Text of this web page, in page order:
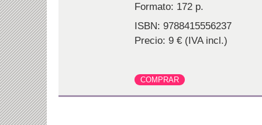
Formato: 172 p.
ISBN: 9788415556237
Precio: 9 € (IVA incl.)